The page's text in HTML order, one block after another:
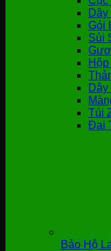
Gói
Sủi
Dây
Túi
Đai
Bảo Hộ